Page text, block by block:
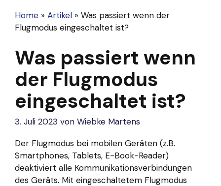
Home » Artikel » Was passiert wenn der
Flugmodus eingeschaltet ist?
Was passiert wenn
der Flugmodus
eingeschaltet ist?
3. Juli 2023 von Wiebke Martens
Der Flugmodus bei mobilen Geräten (z.B.
Smartphones, Tablets, E-Book-Reader)
deaktiviert alle Kommunikationsverbindungen
des Geräts. Mit eingeschaltetem Flugmodus